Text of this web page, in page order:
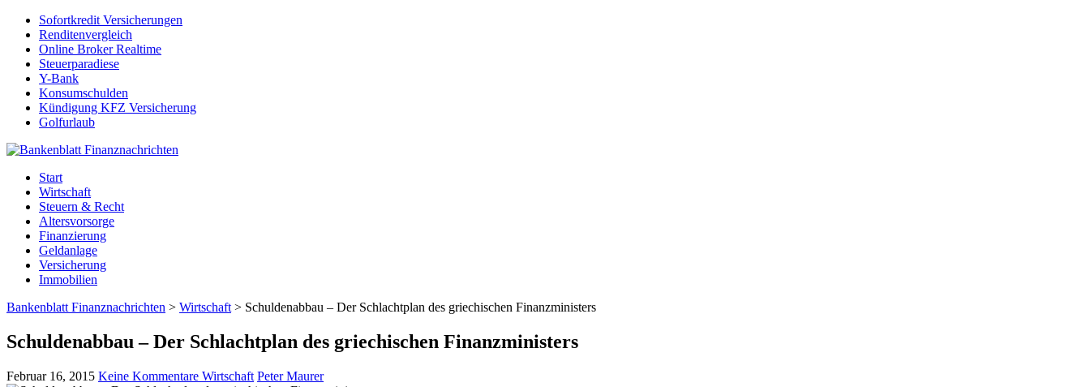
Sofortkredit Versicherungen
Renditenvergleich
Online Broker Realtime
Steuerparadiese
Y-Bank
Konsumschulden
Kündigung KFZ Versicherung
Golfurlaub
Start
Wirtschaft
Steuern & Recht
Altersvorsorge
Finanzierung
Geldanlage
Versicherung
Immobilien
Bankenblatt Finanznachrichten > Wirtschaft > Schuldenabbau – Der Schlachtplan des griechischen Finanzministers
Schuldenabbau – Der Schlachtplan des griechischen Finanzministers
Februar 16, 2015 Keine Kommentare Wirtschaft Peter Maurer